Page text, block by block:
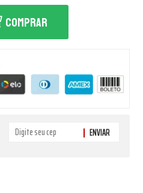
COMPRAR
ENVIAR